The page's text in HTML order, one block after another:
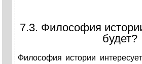
7.3. Философия
будет?
Философия истории